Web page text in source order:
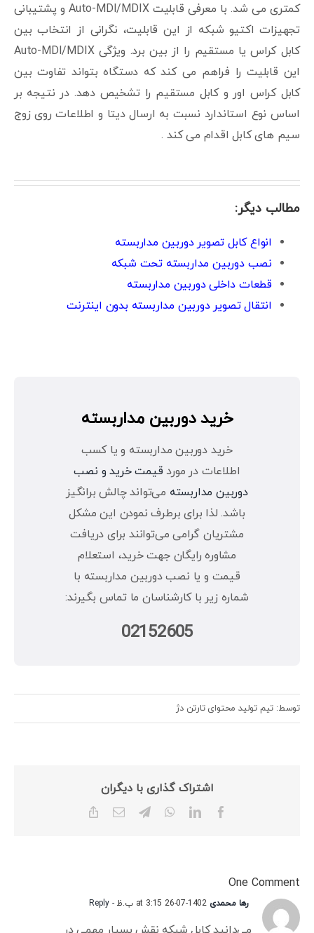
کمتری می شد. با معرفی قابلیت Auto-MDI/MDIX و پشتیبانی
تجهیزات اکتیو شبکه از این قابلیت، نگرانی از انتخاب بین
کابل کراس یا مستقیم را از بین برد. ویژگی Auto-MDI/MDIX
این قابلیت را فراهم می کند که دستگاه بتواند تفاوت بین
کابل کراس اور و کابل مستقیم را تشخیص دهد. در نتیجه بر
اساس نوع استاندارد نسبت به ارسال دیتا و اطلاعات روی زوج
سیم های کابل اقدام می کند .
مطالب دیگر:
انواع کابل تصویر دوربین مداربسته
نصب دوربین مداربسته تحت شبکه
قطعات داخلی دوربین مداربسته
انتقال تصویر دوربین مداربسته بدون اینترنت
خرید دوربین مداربسته
خرید دوربین مداربسته و یا کسب
اطلاعات در مورد قیمت خرید و نصب
دوربین مداربسته می‌تواند چالش برانگیز
باشد. لذا برای برطرف نمودن این مشکل
مشتریان گرامی می‌توانند برای دریافت
مشاوره رایگان جهت خرید، استعلام
قیمت و یا نصب دوربین مداربسته با
شماره زیر با کارشناسان ما تماس بگیرند:
02152605
توسط: تیم تولید محتوای تارتن دژ
اشتراک گذاری با دیگران
Facebook
LinkedIn
WhatsApp
Telegram
Email
One Comment
رها محمدی 1402-07-26 at 3:15 ب.ظ - Reply